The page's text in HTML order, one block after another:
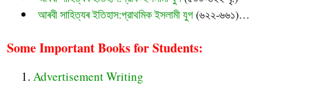
আৰবী সাহিত্যৰ ইতিহাস:প্রাথমিক ইসলামী যুগ(৬২২-৬৬১)…
Some Important Books for Students:
Advertisement Writing